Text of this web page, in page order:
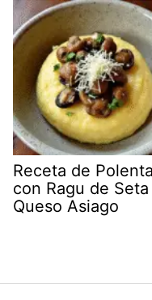
Receta de Polenta
con Ragu de
Queso Asiago